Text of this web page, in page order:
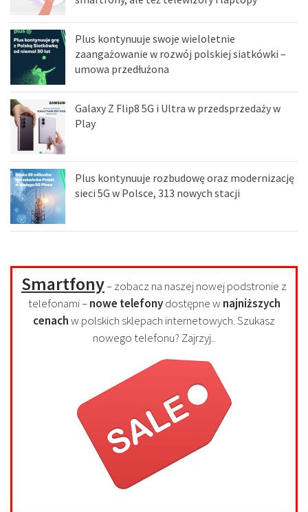
Plus kontynuuje swoje wieloletnie
zaangażowanie w rozwój polskiej siatkówki –
umowa przedłużona
Galaxy Z Flip8 5G i Ultra w przedsprzedaży w
Play
Plus kontynuuje rozbudowę oraz modernizację
sieci 5G w Polsce, 313 nowych stacji
Smartfony– zobacz na naszej nowej podstronie z
telefonami –nowe telefonydostępne w najniższych
cenachw polskich sklepach internetowych. Szukasz
nowego telefonu? Zajrzyj..